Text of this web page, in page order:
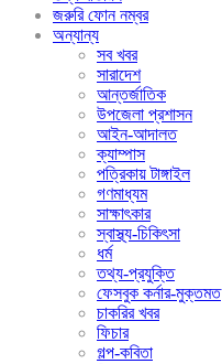
জরুরি ফোন নম্বর
অন্যান্য
সব খবর
সারাদেশ
আন্তর্জাতিক
উপজেলা প্রশাসন
আইন-আদালত
ক্যাম্পাস
পত্রিকায় টাঙ্গাইল
গণমাধ্যম
সাক্ষাৎকার
স্বাস্থ্য-চিকিৎসা
ধর্ম
তথ্য-প্রযুক্তি
ফেসবুক কর্নার-মুক্তমত
চাকরির খবর
ফিচার
গল্প-কবিতা